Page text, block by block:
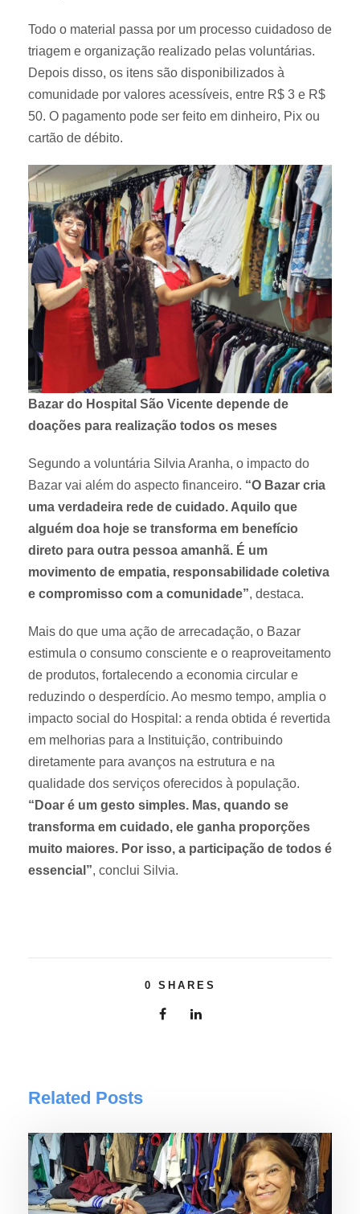
Todo o material passa por um processo cuidadoso de
triagem e organização realizado pelas voluntárias.
Depois disso, os itens são disponibilizados à
comunidade por valores acessíveis, entre R$ 3 e R$
50. O pagamento pode ser feito em dinheiro, Pix ou
cartão de débito.
Bazar do Hospital São Vicente depende de
doações para realização todos os meses
Segundo a voluntária Silvia Aranha, o impacto do
Bazar vai além do aspecto financeiro. “O Bazar cria
uma verdadeira rede de cuidado. Aquilo que
alguém doa hoje se transforma em benefício
direto para outra pessoa amanhã. É um
movimento de empatia, responsabilidade coletiva
e compromisso com a comunidade”, destaca.
Mais do que uma ação de arrecadação, o Bazar
estimula o consumo consciente e o reaproveitamento
de produtos, fortalecendo a economia circular e
reduzindo o desperdício. Ao mesmo tempo, amplia o
impacto social do Hospital: a renda obtida é revertida
em melhorias para a Instituição, contribuindo
diretamente para avanços na estrutura e na
qualidade dos serviços oferecidos à população.
“Doar é um gesto simples. Mas, quando se
transforma em cuidado, ele ganha proporções
muito maiores. Por isso, a participação de todos é
essencial”, conclui Silvia.
0 SHARES
Related Posts